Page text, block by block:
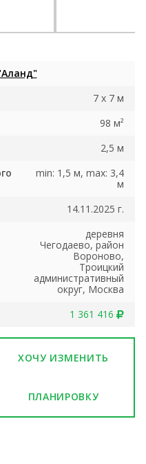
7 x 7 м
98 м²
2,5 м
min: 1,5 м, max: 3,4
м
14.11.2025 г.
деревня
Чегодаево, район
Вороново,
Троицкий
административный
округ, Москва
1 361 416
ХОЧУ ИЗМЕНИТЬ
ПЛАНИРОВКУ